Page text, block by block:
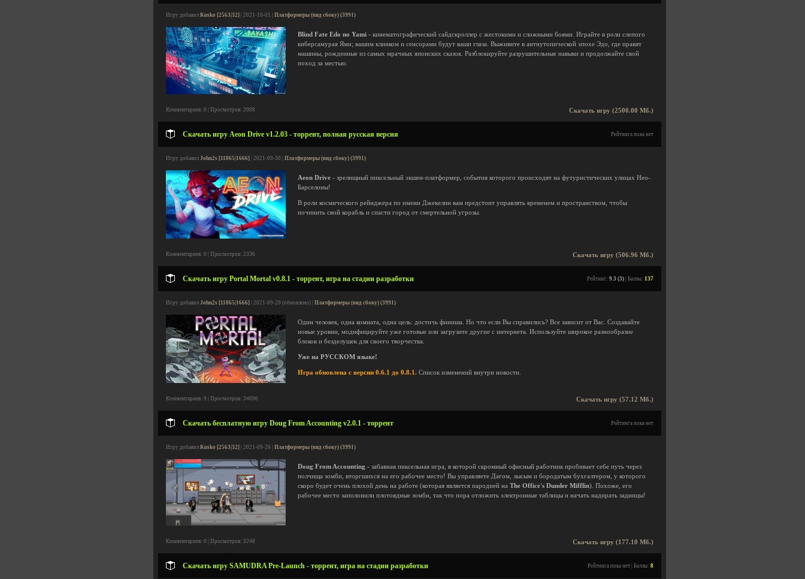
Игру добавил Kusko [2563|32] | 2021-10-01 | Платформеры (вид сбоку) (3991)
Blind Fate Edo no Yami - кинематографический сайдскроллер с жестокими и сложными боями. Играйте в роли слепого
киберсамурая Ями; вашим клинком и сенсорами будут ваши глаза. Выживите в антиутопической эпохе Эдо, где правят
машины, рожденные из самых мрачных японских сказок. Разблокируйте разрушительные навыки и продолжайте свой
поход за местью.
Скачать игру (2500.00 Мб.)
Комментариев: 0 | Просмотров: 2098
Скачать игру Aeon Drive v1.2.03 - торрент, полная русская версия Рейтинга пока нет
Игру добавил John2s [11865|1666] | 2021-09-30 | Платформеры (вид сбоку) (3991)
Aeon Drive - зрелищный пиксельный экшен-платформер, события которого происходят на футуристических улицах Нео-
Барселоны!
В роли космического рейнджера по имени Джекелин вам предстоит управлять временем и пространством, чтобы
починить свой корабль и спасти город от смертельной угрозы.
Скачать игру (506.96 Мб.)
Комментариев: 0 | Просмотров: 2336
Скачать игру Portal Mortal v0.8.1 - торрент, игра на стадии разработки Рейтинг: 9.3 (3) | Баллы: 137
Игру добавил John2s [11865|1666] | 2021-09-29 (обновлено) | Платформеры (вид сбоку) (3991)
Один человек, одна комната, одна цель: достичь финиша. Но что если Вы справились? Все зависит от Вас. Создавайте
новые уровни, модифицируйте уже готовые или загрузите другие с интернета. Используйте широкое разнообразие
блоков и безделушек для своего творчества.
Уже на РУССКОМ языке!
Игра обновлена с версии 0.6.1 до 0.8.1. Список изменений внутри новости.
Скачать игру (57.12 Мб.)
Комментариев: 9 | Просмотров: 34696
Скачать бесплатную игру Doug From Accounting v2.0.1 - торрент Рейтинга пока нет
Игру добавил Kusko [2563|32] | 2021-09-26 | Платформеры (вид сбоку) (3991)
Doug From Accounting - забавная пиксельная игра, в которой скромный офисный работник пробивает себе путь через
полчища зомби, вторгшихся на его рабочее место! Вы управляете Дагом, лысым и бородатым бухгалтером, у которого
скоро будет очень плохой день на работе (которая является пародией на The Office's Dunder Mifflin). Похоже, его
рабочее место заполонили плотоядные зомби, так что пора отложить электронные таблицы и начать надирать задницы!
Скачать игру (177.10 Мб.)
Комментариев: 0 | Просмотров: 3248
Скачать игру SAMUDRA Pre-Launch - торрент, игра на стадии разработки Рейтинга пока нет | Баллы: 8